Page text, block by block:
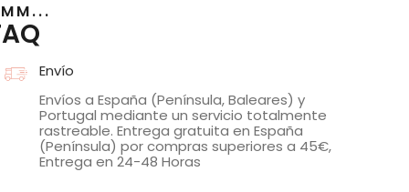
Envío
Envíos a España (Península, Baleares) y
Portugal mediante un servicio totalmente
rastreable. Entrega gratuita en España
(Península) por compras superiores a 45€,
Entrega en 24-48 Horas